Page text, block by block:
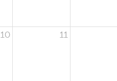
10 11